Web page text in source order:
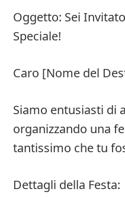
Oggetto: Sei
Speciale!
Caro [Nome del
Siamo entusiasti di
organizzando una
tantissimo che tu
Dettagli della Festa: